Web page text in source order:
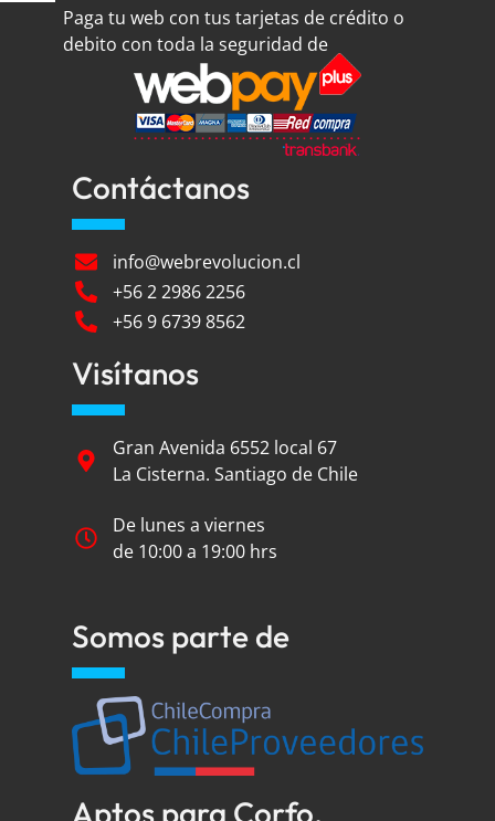
Paga tu web con tus tarjetas de crédito o
debito con toda la seguridad de
Contáctanos
info@webrevolucion.cl
+56 2 2986 2256
+56 9 6739 8562
Visítanos
Gran Avenida 6552 local 67
La Cisterna. Santiago de Chile
De lunes a viernes
de 10:00 a 19:00 hrs
Somos parte de
Aptos para Corfo,